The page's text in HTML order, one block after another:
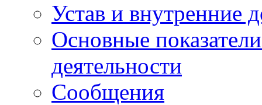
Устав и внутренние
Основные
деятельности
Сообщения